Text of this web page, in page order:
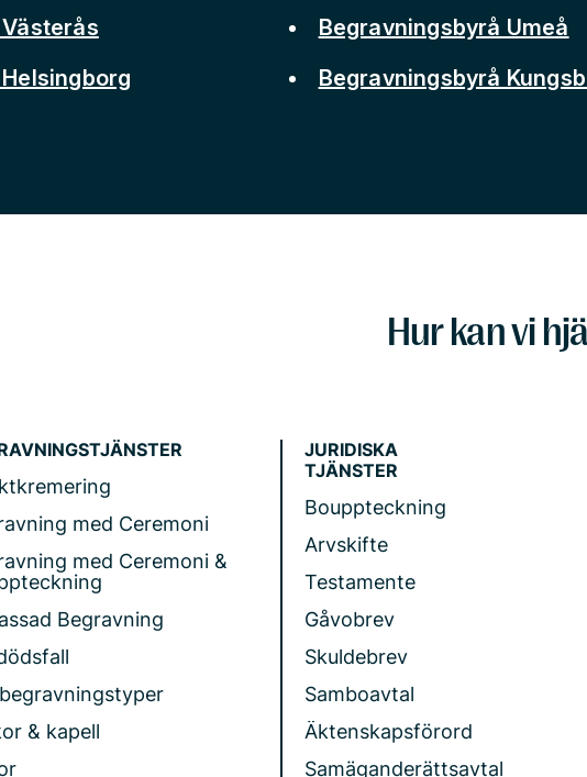
Begravningsbyrå Umeå
Begravningsbyrå
Hur kan vi
med Ceremoni
med Ceremoni &
Begravning
& kapell
JURIDISKA
TJÄNSTER
Bouppteckning
Arvskifte
Testamente
Gåvobrev
Skuldebrev
Samboavtal
Äktenskapsförord
Samäganderättsavtal